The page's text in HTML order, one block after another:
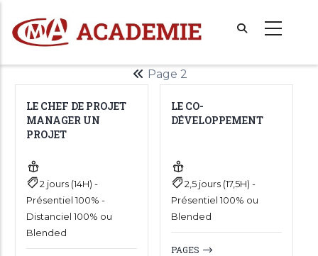
au
contenu
principal
Pagination
PagePage 2
LE CHEF DE PROJET
MANAGER UN
PROJET
2 jours (14H) -
Présentiel 100% -
Distanciel 100% ou
Blended
LE CO-
DÉVELOPPEMENT
2,5 jours (17,5H) -
Présentiel 100% ou
Blended
PAGES